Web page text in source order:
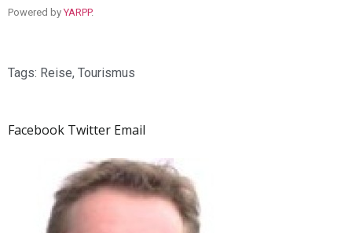
Powered byYARPP.
Tags: Reise, Tourismus
Facebook Twitter Email